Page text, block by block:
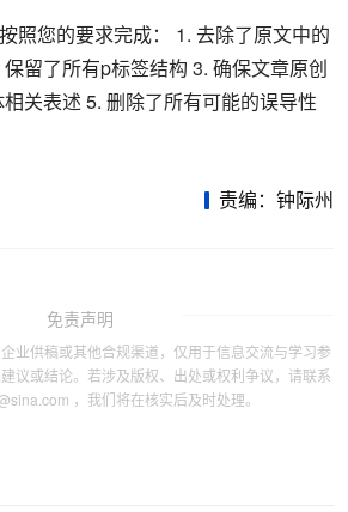
照您的要求完成： 1. 去除了原文中的
留了所有p标签结构 3. 确保文章原创
关表述 5. 删除了所有可能的误导性
责编：钟际州
免责声明
业供稿或其他合规渠道，仅用于信息交流与学习参
议或结论。若涉及版权、出处或权利争议，请联系
，我们将在核实后及时处理。